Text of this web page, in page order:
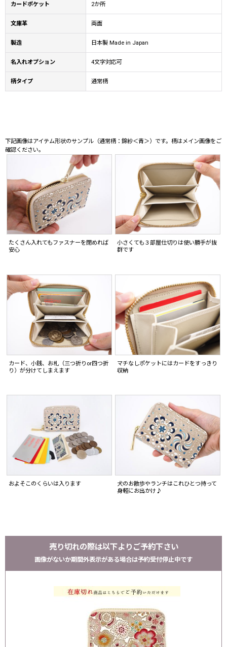
カードポケット 2か所
文庫革 両面
製造 日本製 Made in Japan
名入れオプション 4文字対応可
柄タイプ 通常柄
下記画像はアイテム形状のサンプル（通常柄：錦紗＜青＞）です。柄はメイン画像をご
確認ください。
たくさん入れてもファスナーを閉めれば
安心
小さくても３部屋仕切りは使い勝手が抜
群です
カード、小銭、お札（三つ折りor四つ折
り）が分けてしまえます
マチなしポケットにはカードをすっきり
収納
およそこのくらいは入ります
犬のお散歩やランチはこれひとつ持って
身軽にお出かけ♪
売り切れの際は以下よりご予約下さい
画像がないか期間外表示がある場合は予約受付停止中です